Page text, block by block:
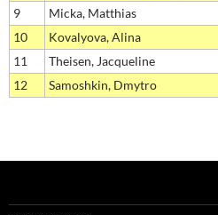
9
Micka, Matthias
10
Kovalyova, Alina
11
Theisen, Jacqueline
12
Samoshkin, Dmytro